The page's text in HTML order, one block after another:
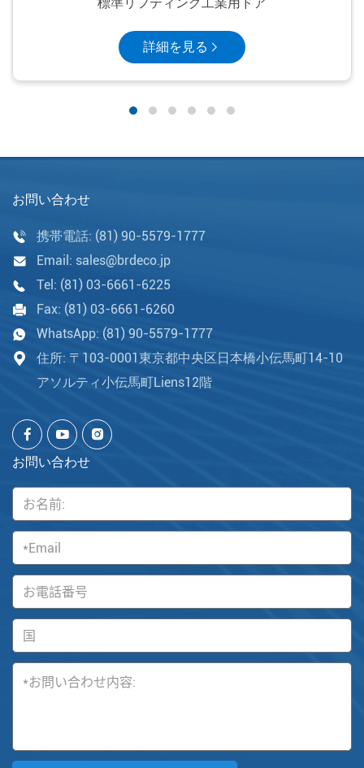
詳細を見る
お問い合わせ
携帯電話: (81) 90-5579-1777
Email: sales@brdeco.jp
Tel: (81) 03-6661-6225
Fax: (81) 03-6661-6260
WhatsApp: (81) 90-5579-1777
住所: 〒103-0001東京都中央区日本橋小伝馬町14-10
アソルティ小伝馬町Liens12階
お問い合わせ